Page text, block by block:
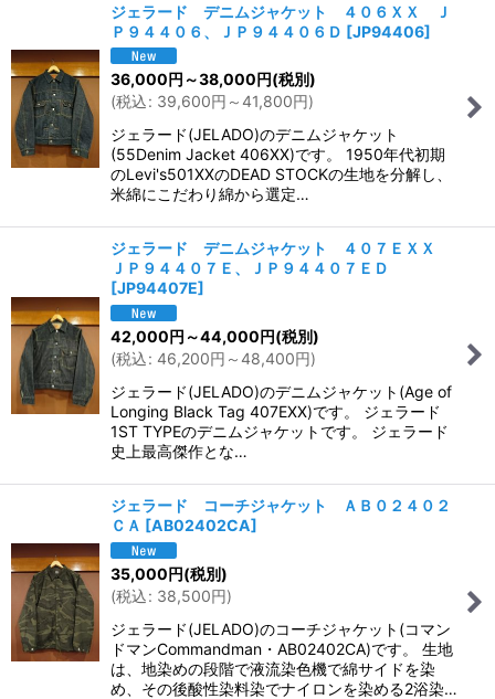
ジェラード デニムジャケット ４０６ＸＸ Ｊ
Ｐ９４４０６、ＪＰ９４４０６Ｄ [JP94406]
36,000円 ～38,000円(税別)
(税込: 39,600円 ～41,800円)
ジェラード(JELADO)のデニムジャケット
(55Denim Jacket 406XX)です。 1950年代初期
のLevi's501XXのDEAD STOCKの生地を分解し、
米綿にこだわり綿から選定…
ジェラード デニムジャケット ４０７ＥＸＸ
ＪＰ９４４０７Ｅ、ＪＰ９４４０７ＥＤ
[JP94407E]
42,000円 ～44,000円(税別)
(税込: 46,200円 ～48,400円)
ジェラード(JELADO)のデニムジャケット(Age of
Longing Black Tag 407EXX)です。 ジェラード
1ST TYPEのデニムジャケットです。 ジェラード
史上最高傑作とな…
ジェラード コーチジャケット ＡＢ０２４０２
ＣＡ [AB02402CA]
35,000円(税別)
(税込: 38,500円)
ジェラード(JELADO)のコーチジャケット(コマン
ドマンCommandman・AB02402CA)です。 生地
は、地染めの段階で液流染色機で綿サイドを染
め、その後酸性染料染でナイロンを染める2浴染…